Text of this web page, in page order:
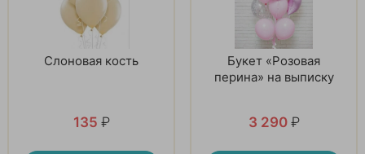
Слоновая кость
135 ₽
Букет «Розовая
перина» на выписку
3 290 ₽